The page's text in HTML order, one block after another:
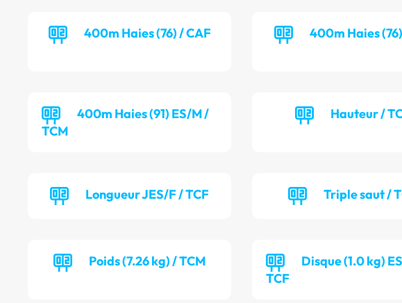
400m Haies (76) / CAF 400m Haies
400m Haies (91) ES/M /
TCM
Hauteur /
Longueur JES/F / TCF Triple saut /
Poids (7.26 kg) / TCM
Disque (1.0 kg)
TCF